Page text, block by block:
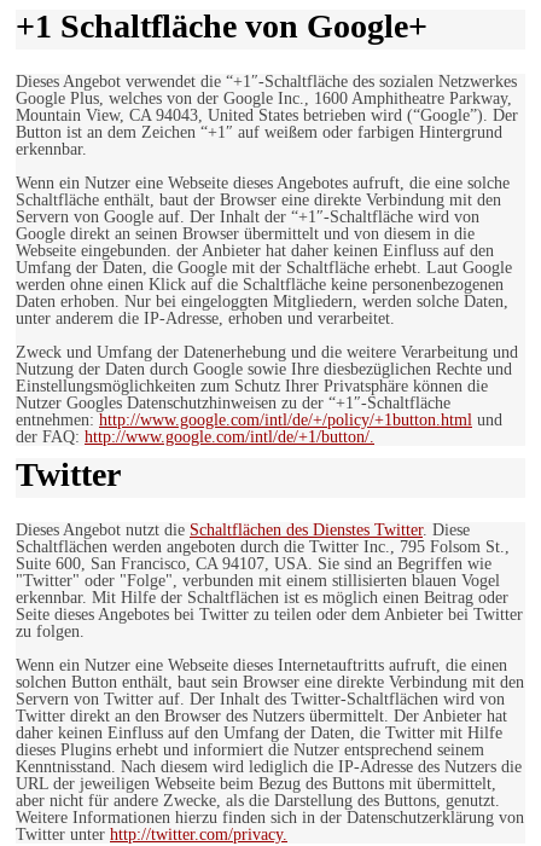
+1 Schaltfläche von Google+
Dieses Angebot verwendet die “+1″-Schaltfläche des sozialen Netzwerkes
Google Plus, welches von der Google Inc., 1600 Amphitheatre Parkway,
Mountain View, CA 94043, United States betrieben wird (“Google”). Der
Button ist an dem Zeichen “+1″ auf weißem oder farbigen Hintergrund
erkennbar.
Wenn ein Nutzer eine Webseite dieses Angebotes aufruft, die eine solche
Schaltfläche enthält, baut der Browser eine direkte Verbindung mit den
Servern von Google auf. Der Inhalt der “+1″-Schaltfläche wird von
Google direkt an seinen Browser übermittelt und von diesem in die
Webseite eingebunden. der Anbieter hat daher keinen Einfluss auf den
Umfang der Daten, die Google mit der Schaltfläche erhebt. Laut Google
werden ohne einen Klick auf die Schaltfläche keine personenbezogenen
Daten erhoben. Nur bei eingeloggten Mitgliedern, werden solche Daten,
unter anderem die IP-Adresse, erhoben und verarbeitet.
Zweck und Umfang der Datenerhebung und die weitere Verarbeitung und
Nutzung der Daten durch Google sowie Ihre diesbezüglichen Rechte und
Einstellungsmöglichkeiten zum Schutz Ihrer Privatsphäre können die
Nutzer Googles Datenschutzhinweisen zu der “+1″-Schaltfläche
entnehmen: http://www.google.com/intl/de/+/policy/+1button.html und
der FAQ: http://www.google.com/intl/de/+1/button/.
Twitter
Dieses Angebot nutzt die Schaltflächen des Dienstes Twitter. Diese
Schaltflächen werden angeboten durch die Twitter Inc., 795 Folsom St.,
Suite 600, San Francisco, CA 94107, USA. Sie sind an Begriffen wie
"Twitter" oder "Folge", verbunden mit einem stillisierten blauen Vogel
erkennbar. Mit Hilfe der Schaltflächen ist es möglich einen Beitrag oder
Seite dieses Angebotes bei Twitter zu teilen oder dem Anbieter bei Twitter
zu folgen.
Wenn ein Nutzer eine Webseite dieses Internetauftritts aufruft, die einen
solchen Button enthält, baut sein Browser eine direkte Verbindung mit den
Servern von Twitter auf. Der Inhalt des Twitter-Schaltflächen wird von
Twitter direkt an den Browser des Nutzers übermittelt. Der Anbieter hat
daher keinen Einfluss auf den Umfang der Daten, die Twitter mit Hilfe
dieses Plugins erhebt und informiert die Nutzer entsprechend seinem
Kenntnisstand. Nach diesem wird lediglich die IP-Adresse des Nutzers die
URL der jeweiligen Webseite beim Bezug des Buttons mit übermittelt,
aber nicht für andere Zwecke, als die Darstellung des Buttons, genutzt.
Weitere Informationen hierzu finden sich in der Datenschutzerklärung von
Twitter unter http://twitter.com/privacy.